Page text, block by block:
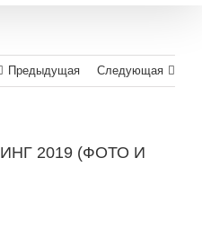
Предыдущая Следующая
2019 (ФОТО И